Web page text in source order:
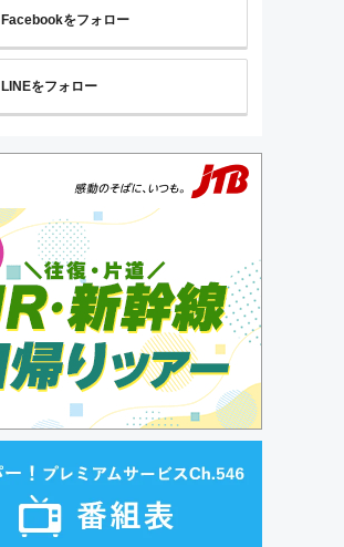
Facebookをフォロー
LINEをフォロー